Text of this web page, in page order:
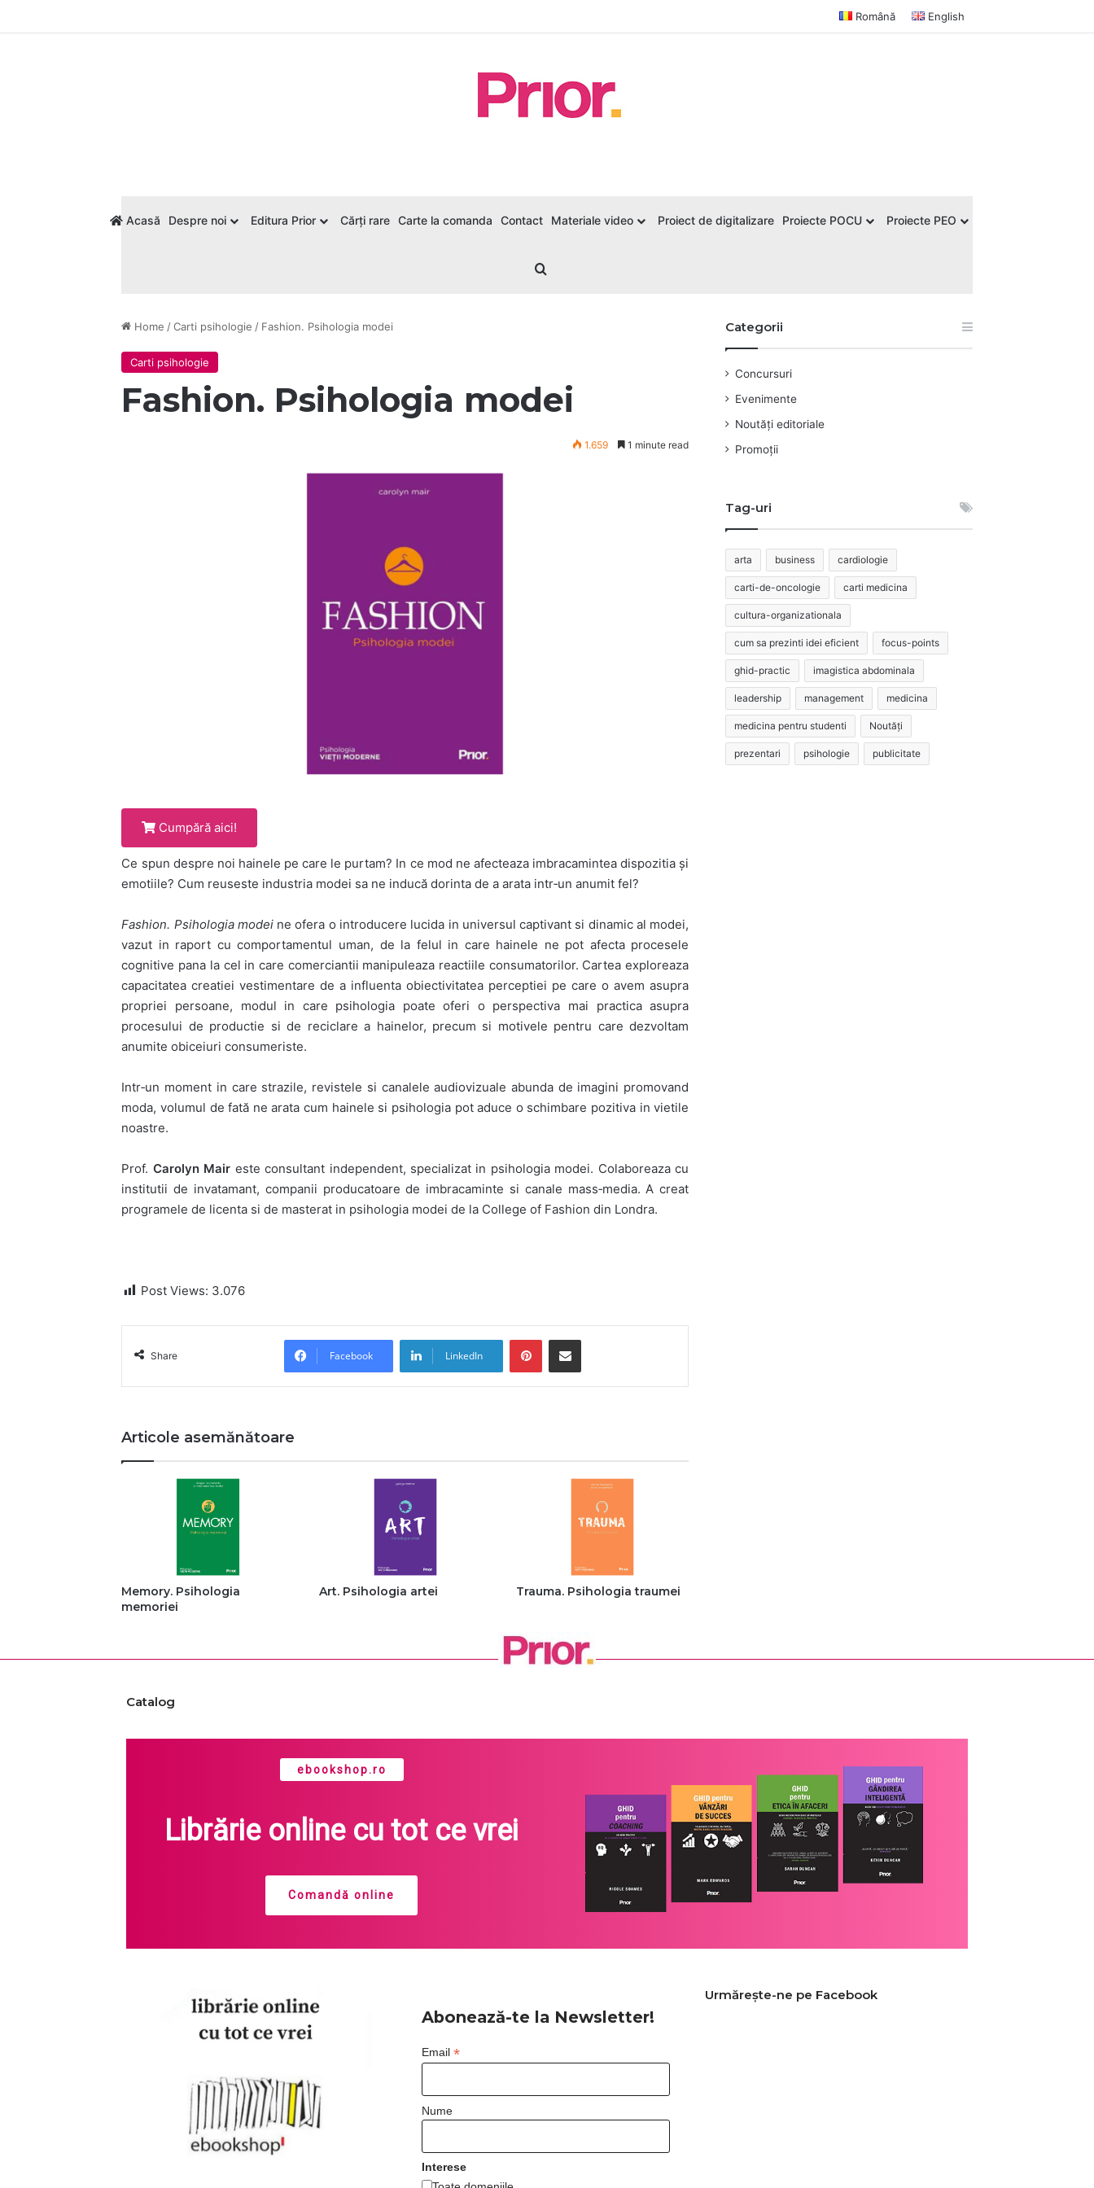
Română English
Acasă Despre noi Editura Prior Cărți rare Carte la comanda Contact Materiale video Proiect de digitalizare Proiecte POCU Proiecte PEO
Home / Carti psihologie / Fashion. Psihologia modei
Carti psihologie
Fashion. Psihologia modei
1.659 1 minute read
Cumpără aici!
Ce spun despre noi hainele pe care le purtam? In ce mod ne afecteaza imbracamintea dispozitia și
emotiile? Cum reuseste industria modei sa ne inducă dorinta de a arata intr‑un anumit fel?
Fashion. Psihologia modei ne ofera o introducere lucida in universul captivant si dinamic al modei,
vazut in raport cu comportamentul uman, de la felul in care hainele ne pot afecta procesele
cognitive pana la cel in care comerciantii manipuleaza reactiile consumatorilor. Cartea exploreaza
capacitatea creatiei vestimentare de a influenta obiectivitatea perceptiei pe care o avem asupra
propriei persoane, modul in care psihologia poate oferi o perspectiva mai practica asupra
procesului de productie si de reciclare a hainelor, precum si motivele pentru care dezvoltam
anumite obiceiuri consumeriste.
Intr‑un moment in care strazile, revistele si canalele audiovizuale abunda de imagini promovand
moda, volumul de fată ne arata cum hainele si psihologia pot aduce o schimbare pozitiva in vietile
noastre.
Prof. Carolyn Mair este consultant independent, specializat in psihologia modei. Colaboreaza cu
institutii de invatamant, companii producatoare de imbracaminte si canale mass‑media. A creat
programele de licenta si de masterat in psihologia modei de la College of Fashion din Londra.
Post Views: 3.076
Share Facebook LinkedIn
Articole asemănătoare
Memory. Psihologia
memoriei
Art. Psihologia artei Trauma. Psihologia traumei
Categorii
Concursuri
Evenimente
Noutăți editoriale
Promoții
Tag-uri
arta business cardiologie
carti-de-oncologie carti medicina
cultura-organizationala
cum sa prezinti idei eficient focus-points
ghid-practic imagistica abdominala
leadership management medicina
medicina pentru studenti Noutăți
prezentari psihologie publicitate
Catalog
ebookshop.ro
Librărie online cu tot ce vrei
Comandă online
Abonează-te la Newsletter!
Email *
Nume
Interese
Urmărește-ne pe Facebook